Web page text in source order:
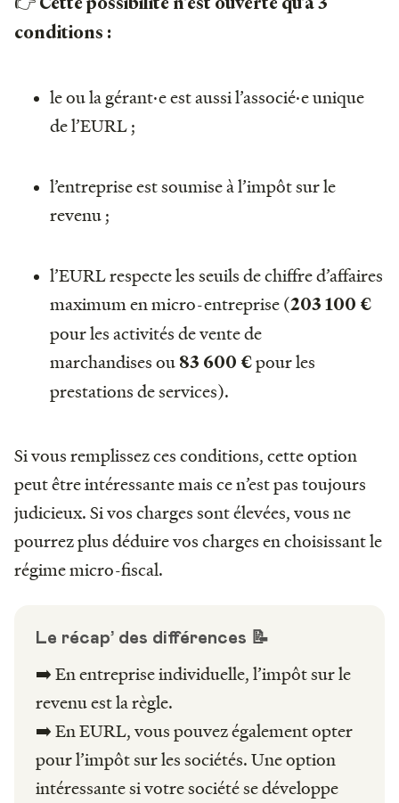
conditions :
le ou la gérant·e est aussi l’associé·e unique
de l’EURL ;
l’entreprise est soumise à l’impôt sur le
revenu ;
l’EURL respecte les seuils de chiffre d’affaires
maximum en micro-entreprise (203 100 €
pour les activités de vente de
marchandises ou 83 600 €pour les
prestations de services).
Si vous remplissez ces conditions, cette option
peut être intéressante mais ce n’est pas toujours
judicieux. Si vos charges sont élevées, vous ne
pourrez plus déduire vos charges en choisissant le
régime micro-fiscal.
Le récap’ des différences 📝
➡️ En entreprise individuelle, l’impôt sur le
revenu est la règle.
➡️ En EURL, vous pouvez également opter
pour l’impôt sur les sociétés. Une option
intéressante si votre société se développe